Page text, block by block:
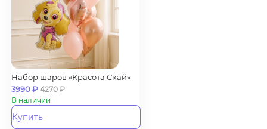
Набор шаров «Красота Скай»
3990₽ 4270₽
В наличии
Купить